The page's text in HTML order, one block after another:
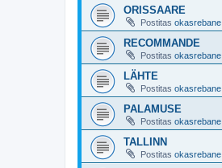
ORISSAARE
Postitas okasrebane
RECOMMANDE
Postitas okasrebane
LÄHTE
Postitas okasrebane
PALAMUSE
Postitas okasrebane
TALLINN
Postitas okasrebane